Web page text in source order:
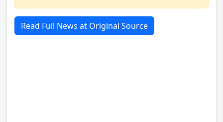
Read Full News at Original Source